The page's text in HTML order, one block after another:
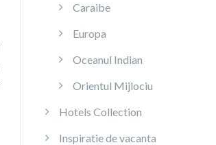
Caraibe
Europa
Oceanul Indian
Orientul Mijlociu
Hotels Collection
Inspiratie de vacanta